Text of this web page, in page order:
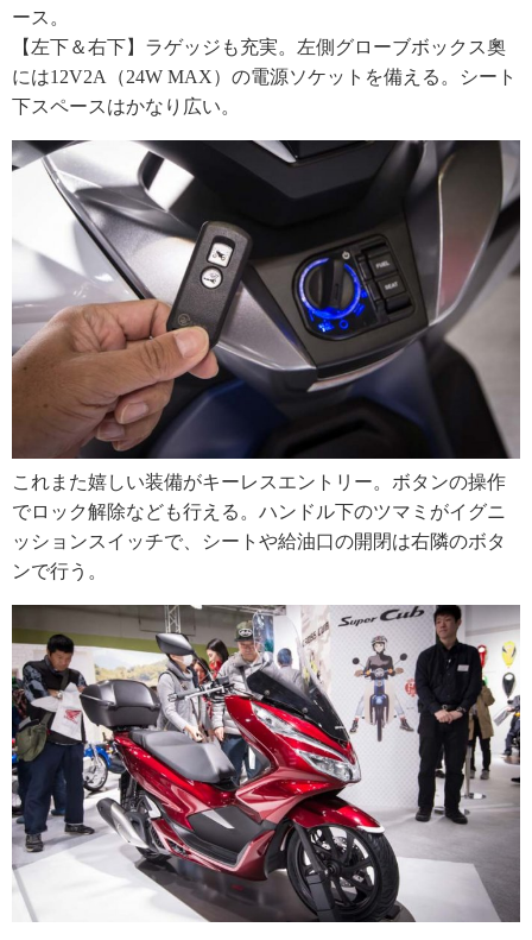
ース。
【左下＆右下】ラゲッジも充実。左側グローブボックス奧
には12V2A（24W MAX）の電源ソケットを備える。シート
下スペースはかなり広い。
これまた嬉しい装備がキーレスエントリー。ボタンの操作
でロック解除なども行える。ハンドル下のツマミがイグニ
ッションスイッチで、シートや給油口の開閉は右隣のボタ
ンで行う。